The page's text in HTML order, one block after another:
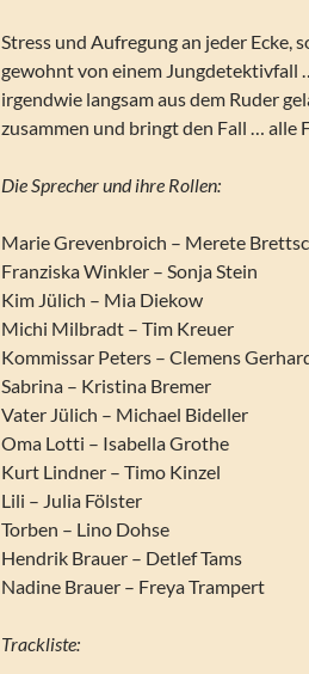
Stress und Aufregung an jeder Ecke,
gewohnt von einem Jungdetektivfall
irgendwie langsam aus dem Ruder
zusammen und bringt den Fall … alle
Die Sprecher und ihre Rollen:
Marie Grevenbroich – Merete
Franziska Winkler – Sonja Stein
Kim Jülich – Mia Diekow
Michi Milbradt – Tim Kreuer
Kommissar Peters – Clemens
Sabrina – Kristina Bremer
Vater Jülich – Michael Bideller
Oma Lotti – Isabella Grothe
Kurt Lindner – Timo Kinzel
Lili – Julia Fölster
Torben – Lino Dohse
Hendrik Brauer – Detlef Tams
Nadine Brauer – Freya Trampert
Trackliste: